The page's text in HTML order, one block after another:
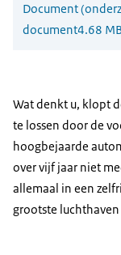
Document
document4.68
Wat denkt u, klopt
te lossen door de
hoogbejaarde
over vijf jaar niet
allemaal in een
grootste luchthaven